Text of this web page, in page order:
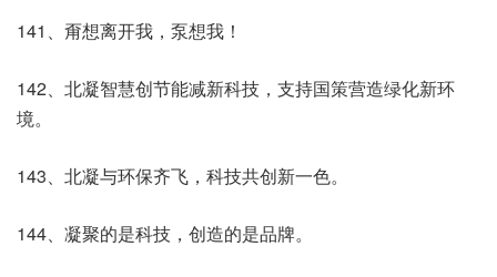
141、甭想离开我，泵想我！
142、北凝智慧创节能减新科技，支持国策营造绿化新环
境。
143、北凝与环保齐飞，科技共创新一色。
144、凝聚的是科技，创造的是品牌。